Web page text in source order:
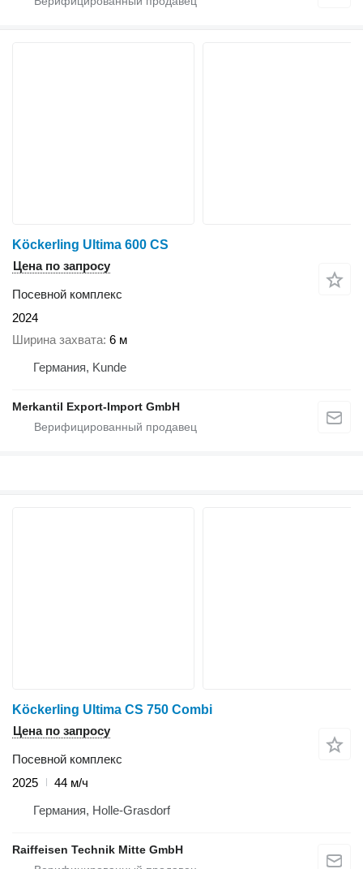
Köckerling Ultima 600 CS
Цена по запросу
Посевной комплекс
2024
Ширина захвата 6 м
Германия, Kunde
Merkantil Export-Import GmbH
Köckerling Ultima CS 750 Combi
Цена по запросу
Посевной комплекс
2025
44 м/ч
Германия, Holle-Grasdorf
Raiffeisen Technik Mitte GmbH